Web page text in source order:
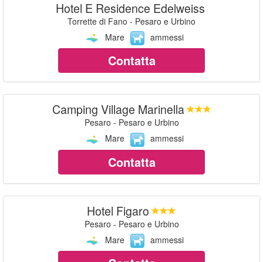
Hotel E Residence Edelweiss
Torrette di Fano - Pesaro e Urbino
Mare
ammessi
Contatta
Camping Village Marinella
Pesaro - Pesaro e Urbino
Mare
ammessi
Contatta
Hotel Figaro
Pesaro - Pesaro e Urbino
Mare
ammessi